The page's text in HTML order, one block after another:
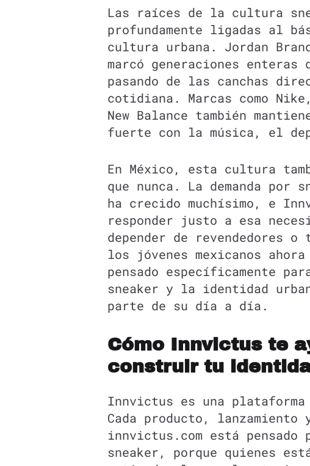
Las raíces de la cultura
profundamente ligadas al
cultura urbana. Jordan
marcó generaciones
pasando de las canchas
cotidiana. Marcas como
New Balance también
fuerte con la música, el
En México, esta cultura
que nunca. La demanda por
ha crecido muchísimo, e
responder justo a esa
depender de revendedores o
los jóvenes mexicanos
pensado específicamente
sneaker y la identidad
parte de su día a día.
Cómo Innvictus te
construir tu
Innvictus es una plataforma
Cada producto, lanzamiento
innvictus.com está pensado
sneaker, porque quienes